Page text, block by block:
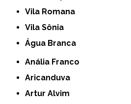
Vila Romana
Vila Sônia
Água Branca
Anália Franco
Aricanduva
Artur Alvim